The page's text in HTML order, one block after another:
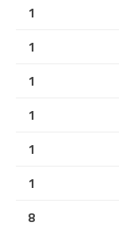
1
1
1
1
1
1
8